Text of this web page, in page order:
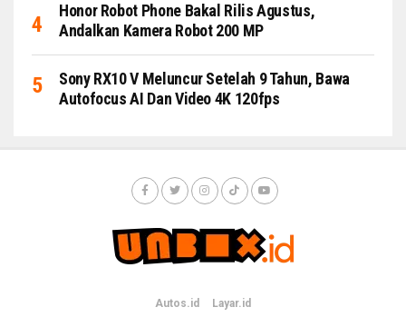
Honor Robot Phone Bakal Rilis Agustus,
Andalkan Kamera Robot 200 MP
Sony RX10 V Meluncur Setelah 9 Tahun, Bawa
Autofocus AI Dan Video 4K 120fps
Autos.id Layar.id